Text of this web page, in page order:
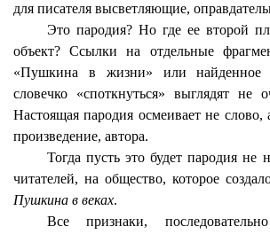
для писателя высветляющие,
Это пародия? Но где ее второй
объект? Ссылки на отдельные
«Пушкина в жизни» или найденное
словечко «споткнуться» выглядят не
Настоящая пародия осмеивает не слово,
произведение, автора.
Тогда пусть это будет пародия не
читателей, на общество, которое
Пушкина в веках.
Все признаки,